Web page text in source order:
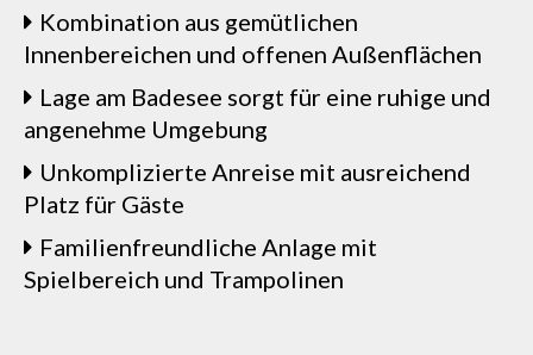
Kombination aus gemütlichen
Innenbereichen und offenen Außenflächen
Lage am Badesee sorgt für eine ruhige und
angenehme Umgebung
Unkomplizierte Anreise mit ausreichend
Platz für Gäste
Familienfreundliche Anlage mit
Spielbereich und Trampolinen